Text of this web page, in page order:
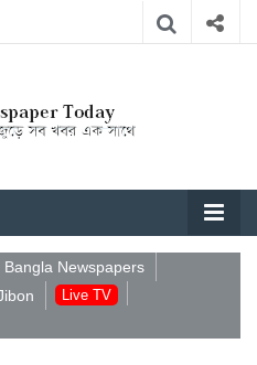
Bangla Newspapers
Live TV